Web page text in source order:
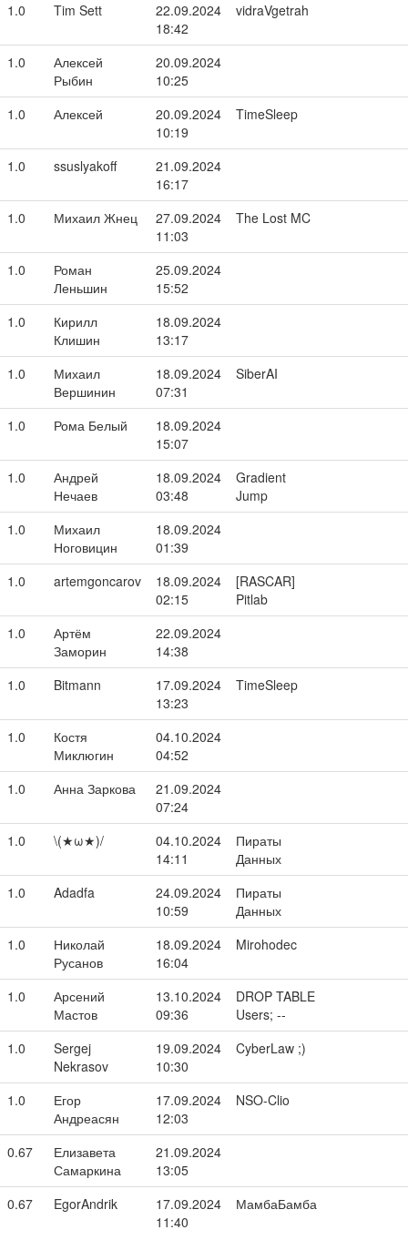
1.0 Tim Sett
22.09.2024
18:42
vidraVgetrah
1.0
Алексей
Рыбин
20.09.2024
10:25
1.0
Алексей
20.09.2024
10:19
TimeSleep
1.0 ssuslyakoff
21.09.2024
16:17
1.0
Михаил Жнец
27.09.2024
11:03
The Lost MC
1.0
Роман
Леньшин
25.09.2024
15:52
1.0
Кирилл
Клишин
18.09.2024
13:17
1.0
Михаил
Вершинин
18.09.2024
07:31
SiberAI
1.0 Рома Белый
18.09.2024
15:07
1.0
Андрей
Нечаев
18.09.2024
03:48
Gradient
Jump
1.0
Михаил
Ноговицин
18.09.2024
01:39
1.0
artemgoncarov
18.09.2024
02:15
[RASCAR]
Pitlab
1.0
Артём
Заморин
22.09.2024
14:38
1.0
Bitmann
17.09.2024
13:23
TimeSleep
1.0
Костя
Миклюгин
04.10.2024
04:52
1.0
Анна Заркова
21.09.2024
07:24
1.0
\(★ω★)/
04.10.2024
14:11
Пираты
Данных
1.0
Adadfa
24.09.2024
10:59
Пираты
Данных
1.0
Николай
Русанов
18.09.2024
16:04
Mirohodec
1.0
Арсений
Мастов
13.10.2024
09:36
DROP TABLE
Users; --
1.0
Sergej
Nekrasov
19.09.2024
10:30
CyberLaw ;)
1.0
Егор
Андреасян
17.09.2024
12:03
NSO-Clio
0.67
Елизавета
Самаркина
21.09.2024
13:05
0.67
EgorAndrik
17.09.2024
11:40
МамбаБамба